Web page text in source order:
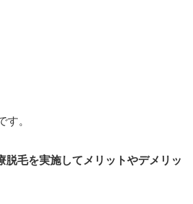
す。
脱毛を実施してメリットやデメリッ